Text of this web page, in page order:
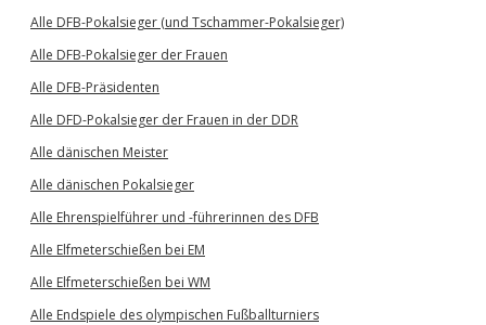
Alle DFB-Pokalsieger (und Tschammer-Pokalsieger)
Alle DFB-Pokalsieger der Frauen
Alle DFB-Präsidenten
Alle DFD-Pokalsieger der Frauen in der DDR
Alle dänischen Meister
Alle dänischen Pokalsieger
Alle Ehrenspielführer und -führerinnen des DFB
Alle Elfmeterschießen bei EM
Alle Elfmeterschießen bei WM
Alle Endspiele des olympischen Fußballturniers